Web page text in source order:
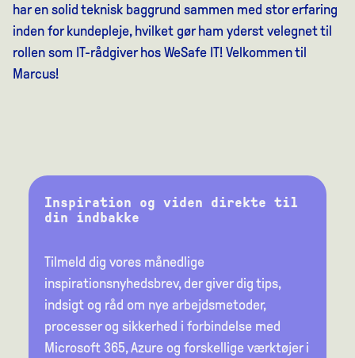
har en solid teknisk baggrund sammen med stor erfaring
inden for kundepleje, hvilket gør ham yderst velegnet til
rollen som IT-rådgiver hos WeSafe IT! Velkommen til
Marcus!
Inspiration og viden direkte til
din indbakke
Tilmeld dig vores månedlige
inspirationsnyhedsbrev, der giver dig tips,
indsigt og råd om nye arbejdsmetoder,
processer og sikkerhed i forbindelse med
Microsoft 365, Azure og forskellige værktøjer i